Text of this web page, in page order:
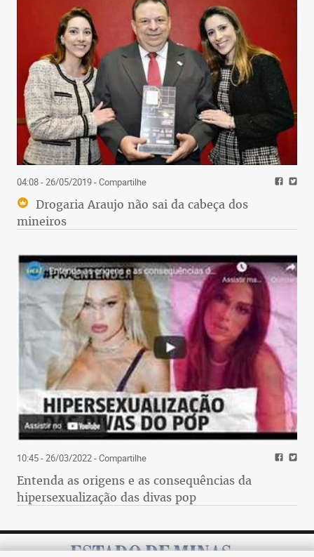
04:08 - 26/05/2019- Compartilhe
Drogaria Araujo não sai da cabeça dos
mineiros
10:45 - 26/03/2022- Compartilhe
Entenda as origens e as consequências da
hipersexualização das divas pop